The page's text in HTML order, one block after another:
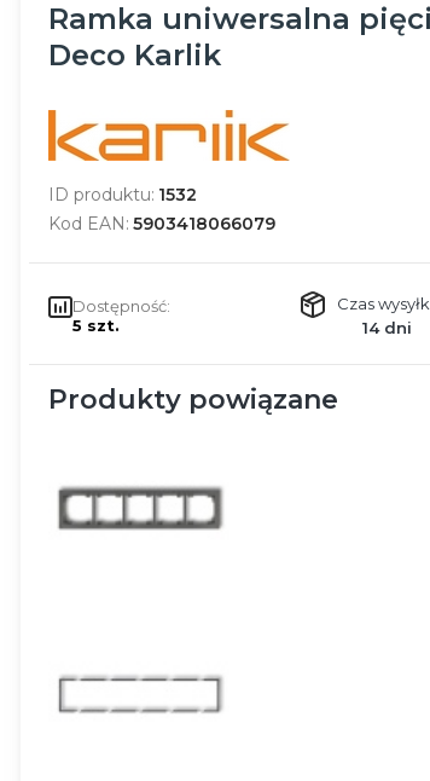
Ramka uniwersalna
Deco Karlik
ID produktu: 1532
Kod EAN: 5903418066079
Dostępność:
5 szt.
Czas
14 dni
Produkty powiązane